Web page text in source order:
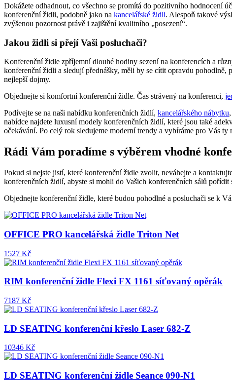
Dokážete odhadnout, co všechno se promítá do pozitivního hodnocení
konferenční židli, podobně jako na kancelářské židli. Alespoň takové
zvýšenou pozornost právě i zajištění kvalitního „posezení“.
Jakou židli si přejí Vaši posluchači?
Konferenční židle zpříjemní dlouhé hodiny sezení na konferencích a
konferenční židli a sledují přednášky, měli by se cítit opravdu pohodlně,
nejlepší dojmy.
Objednejte si komfortní konferenční židle. Čas strávený na konferenci,
Podívejte se na naši nabídku konferenčních židlí, kancelářského nábytku,
nabídce najdete luxusní modely konferenčních židlí, které jsou také
očekávání. Po celý rok sledujeme moderní trendy a vybíráme pro Vás ty
Rádi Vám poradíme s výběrem vhodné
Pokud si nejste jistí, které konferenční židle zvolit, neváhejte a
konferenčních židlí, abyste si mohli do Vašich konferenčních sálů
Objednejte konferenční židle, které budou pohodlné a posluchači se k
OFFICE PRO kancelářská židle Triton Net
1527 Kč
RIM konferenční židle Flexi FX 1161 síťovaný opěrák
7187 Kč
LD SEATING konferenční křeslo Laser 682-Z
10346 Kč
LD SEATING konferenční židle Seance 090-N1